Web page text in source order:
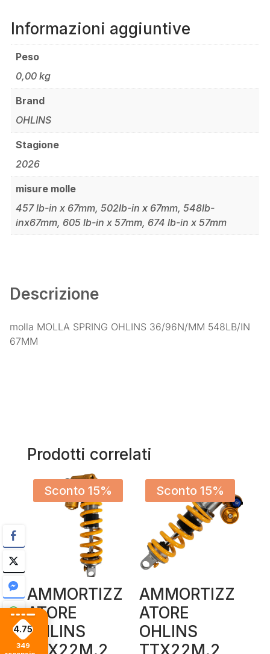
Informazioni aggiuntive
Peso
0,00 kg
Brand
OHLINS
Stagione
2026
misure molle
457 lb-in x 67mm, 502lb-in x 67mm, 548lb-
inx67mm, 605 lb-in x 57mm, 674 lb-in x 57mm
Descrizione
molla MOLLA SPRING OHLINS 36/96N/MM 548LB/IN
67MM
Prodotti correlati
Sconto 15%
AMMORTIZZ
ATORE
OHLINS
TTX22M.2
Sconto 15%
AMMORTIZZ
ATORE
OHLINS
TTX22M.2
4.75
349